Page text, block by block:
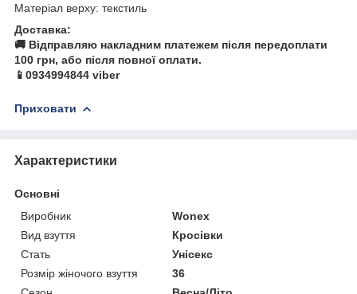
Матеріал верху: текстиль
Доставка:
🚚 Відправляю накладним платежем після передоплати
100 грн, або після повної оплати.
📱0934994844 viber
Приховати
Характеристики
Основні
Виробник
Wonex
Вид взуття
Кросівки
Стать
Унісекс
Розмір жіночого взуття
36